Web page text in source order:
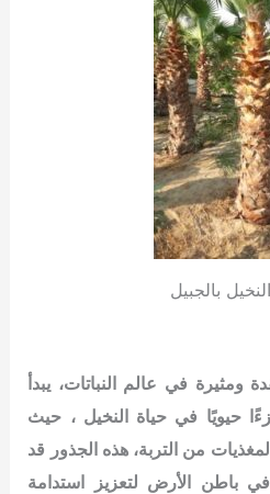
بالجبيل
في عالم النباتات، يبدأ
حيويًا في حياة النخيل ، حيث
من التربة، هذه الجذور قد
باطن الأرض لتعزيز استدامة